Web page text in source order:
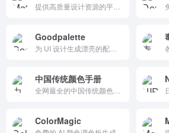
Goodpalette
中国传统颜色手册
ColorMagic